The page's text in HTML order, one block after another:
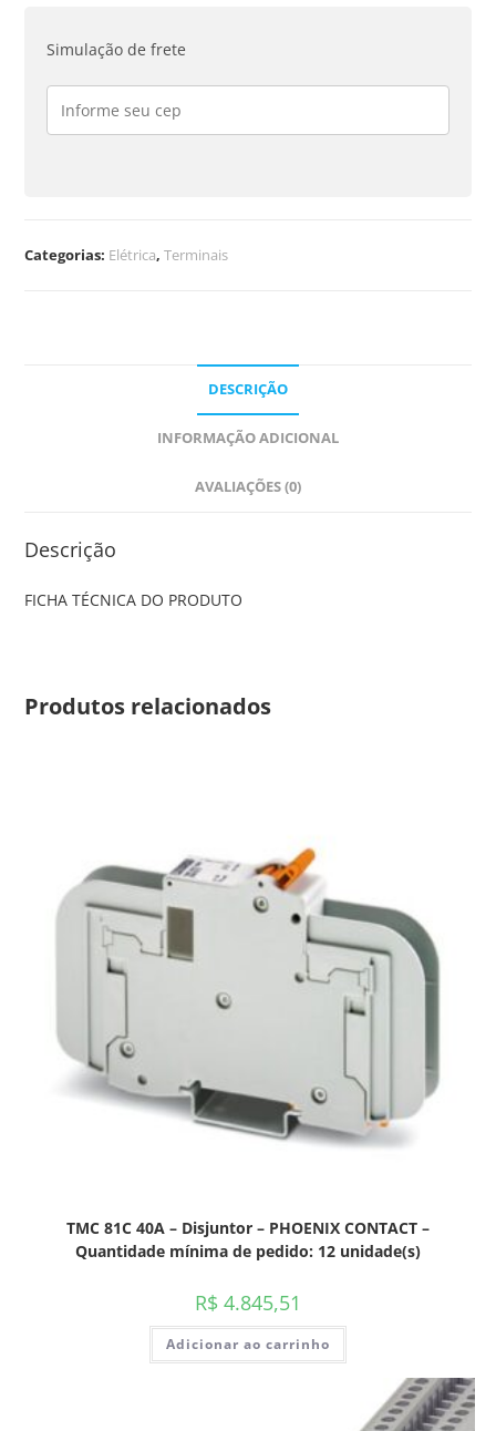
Simulação de frete
Categorias: Elétrica,Terminais
DESCRIÇÃO
INFORMAÇÃO ADICIONAL
AVALIAÇÕES (0)
Descrição
FICHA TÉCNICA DO PRODUTO
Produtos relacionados
TMC 81C 40A – Disjuntor – PHOENIX CONTACT –
Quantidade mínima de pedido: 12 unidade(s)
R$ 4.845,51
Adicionar ao carrinho